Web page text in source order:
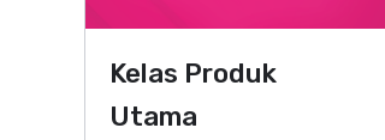
Kelas Produk
Utama